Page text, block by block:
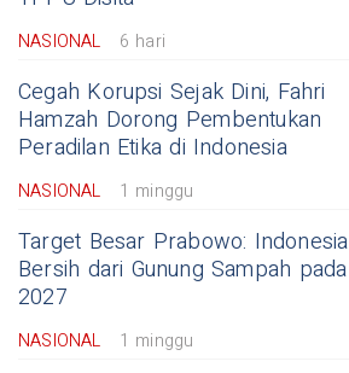
NASIONAL 6 hari
Cegah Korupsi Sejak Dini, Fahri
Hamzah Dorong Pembentukan
Peradilan Etika di Indonesia
NASIONAL 1 minggu
Target Besar Prabowo: Indonesia
Bersih dari Gunung Sampah pada
2027
NASIONAL 1 minggu